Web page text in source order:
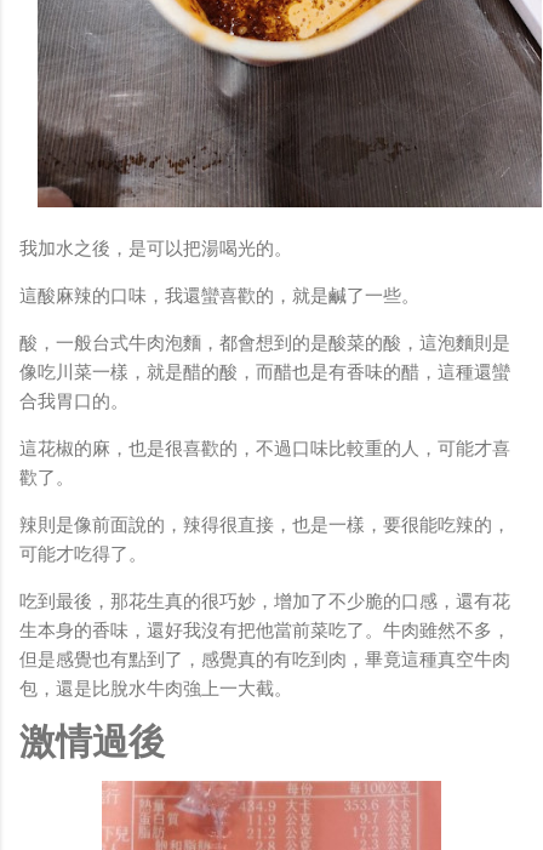
我加水之後，是可以把湯喝光的。
這酸麻辣的口味，我還蠻喜歡的，就是鹹了一些。
酸，一般台式牛肉泡麵，都會想到的是酸菜的酸，這泡麵則是
像吃川菜一樣，就是醋的酸，而醋也是有香味的醋，這種還蠻
合我胃口的。
這花椒的麻，也是很喜歡的，不過口味比較重的人，可能才喜
歡了。
辣則是像前面說的，辣得很直接，也是一樣，要很能吃辣的，
可能才吃得了。
吃到最後，那花生真的很巧妙，增加了不少脆的口感，還有花
生本身的香味，還好我沒有把他當前菜吃了。牛肉雖然不多，
但是感覺也有點到了，感覺真的有吃到肉，畢竟這種真空牛肉
包，還是比脫水牛肉強上一大截。
激情過後